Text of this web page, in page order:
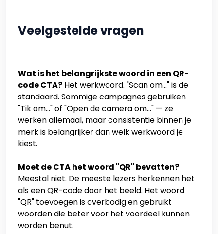
Veelgestelde vragen
Wat is het belangrijkste woord in een QR-
code CTA? Het werkwoord. "Scan om..." is de
standaard. Sommige campagnes gebruiken
"Tik om..." of "Open de camera om..." — ze
werken allemaal, maar consistentie binnen je
merk is belangrijker dan welk werkwoord je
kiest.
Moet de CTA het woord "QR" bevatten?
Meestal niet. De meeste lezers herkennen het
als een QR-code door het beeld. Het woord
"QR" toevoegen is overbodig en gebruikt
woorden die beter voor het voordeel kunnen
worden benut.